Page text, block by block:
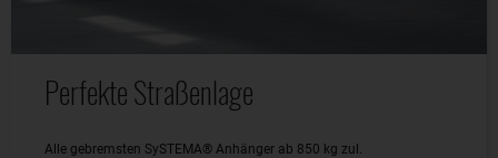
Perfekte Straßenlage
Alle gebremsten SySTEMA® Anhänger ab 850 kg zul.